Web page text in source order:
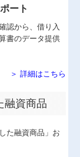
ート
認から、借り入
書のデータ提供
＞ 詳細はこちら
融資商品
た融資商品」お